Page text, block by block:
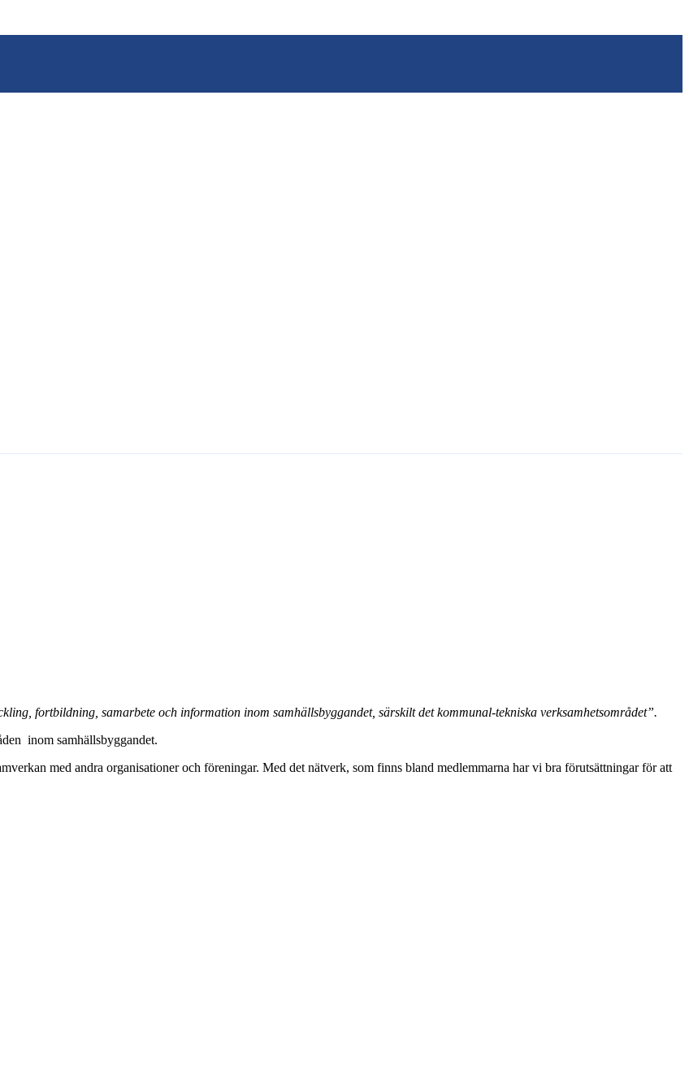
fortbildning, samarbete och information inom samhällsbyggandet, särskilt det kommunal-tekniska verksamhetsområdet”.
inom samhällsbyggandet.
med andra organisationer och föreningar. Med det nätverk, som finns bland medlemmarna har vi bra förutsättningar för att